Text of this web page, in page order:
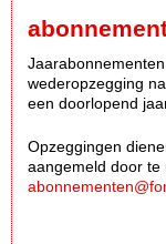
wederopzegging
een doorlopend
Opzeggingen
aangemeld door te